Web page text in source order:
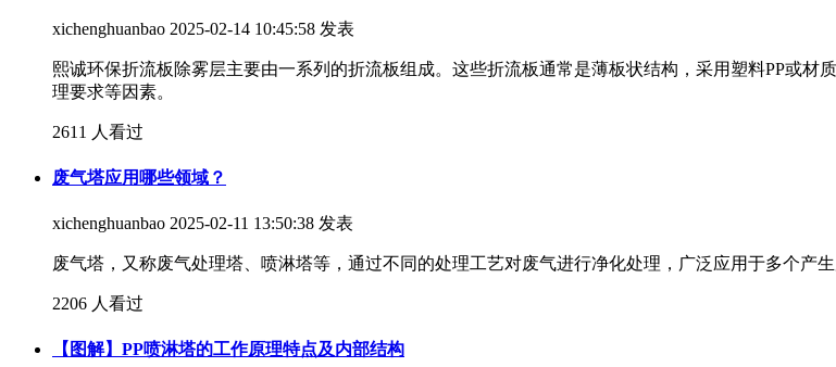
xichenghuanbao 2025-02-14 10:45:58 发表
熙诚环保折流板除雾层主要由一系列的折流板组成。这些折流板通常是薄板状结构，采用塑料PP或材
理要求等因素。
2611 人看过
废气塔应用哪些领域？
xichenghuanbao 2025-02-11 13:50:38 发表
废气塔，又称废气处理塔、喷淋塔等，通过不同的处理工艺对废气进行净化处理，广泛应用于多个产
2206 人看过
【图解】PP喷淋塔的工作原理特点及内部结构